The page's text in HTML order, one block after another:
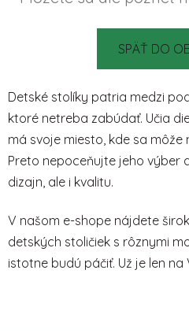
SPÄŤ DO
Detské stolíky patria medzi
ktoré netreba zabúdať. Učia
má svoje miesto, kde sa môže
Preto nepoceňujte jeho výber
dizajn, ale i kvalitu.
V našom e-shope nájdete
detských stoličiek s rôznymi
istotne budú páčiť. Už je len